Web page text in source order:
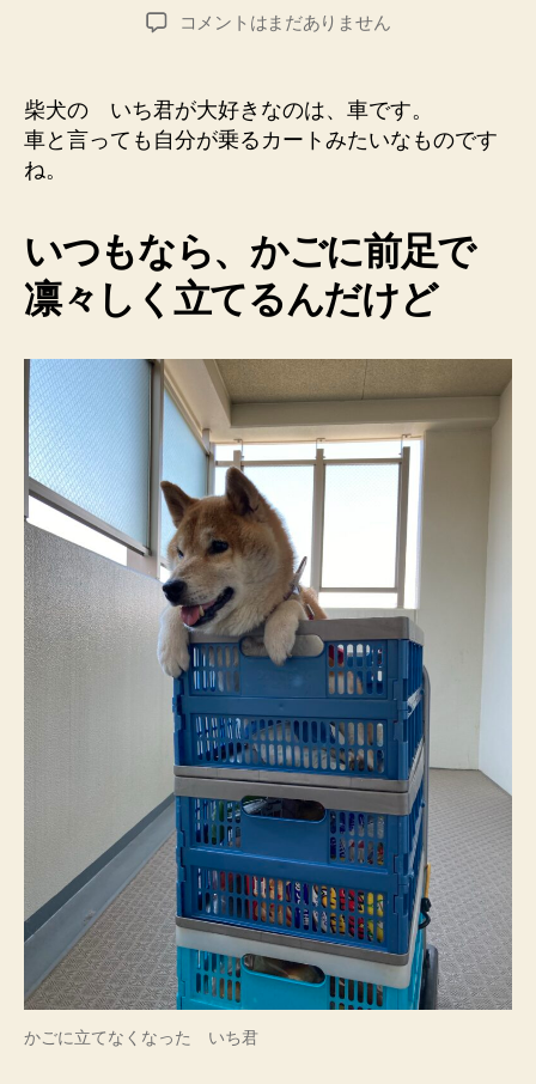
稿
日
か
上
で
立
が
る
こ
と
難
し
く
な
た、
柴
犬
い
ち
君
へ
の
コメントはまだありません
柴犬の いち君が大好きなのは、車です。
車と言っても自分が乗るカートみたいなものです
ね。
いつもなら、かごに前足で
凛々しく立てるんだけど
かごに立てなくなった いち君